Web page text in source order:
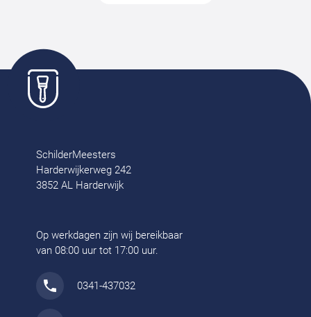
SchilderMeesters
Harderwijkerweg 242
3852 AL Harderwijk
Op werkdagen zijn wij bereikbaar
van 08:00 uur tot 17:00 uur.
0341-437032